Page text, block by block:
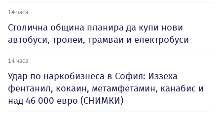
14 часа
Столична община планира да купи нови
автобуси, тролеи, трамваи и електробуси
14 часа
Удар по наркобизнеса в София: Иззеха
фентанил, кокаин, метамфетамин, канабис и
над 46 000 евро (СНИМКИ)